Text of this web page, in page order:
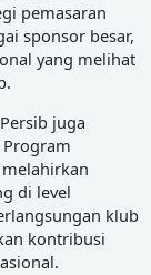
pemasaran
sponsor besar,
yang melihat
juga
di level
klub
kontribusi